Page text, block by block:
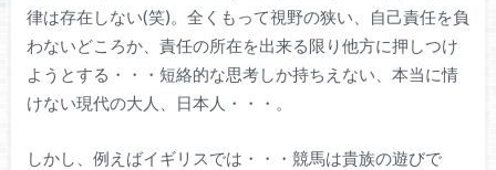
律は存在しない(笑)。全くもって視野の狭い、自己責任を負
わないどころか、責任の所在を出来る限り他方に押しつけ
ようとする・・・短絡的な思考しか持ちえない、本当に情
けない現代の大人、日本人・・・。
しかし、例えばイギリスでは・・・競馬は貴族の遊びで